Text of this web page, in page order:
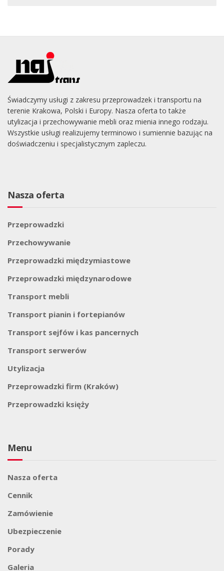
Świadczymy usługi z zakresu przeprowadzek i transportu na
terenie Krakowa, Polski i Europy. Nasza oferta to także
utylizacja i przechowywanie mebli oraz mienia innego rodzaju.
Wszystkie usługi realizujemy terminowo i sumiennie bazując na
doświadczeniu i specjalistycznym zapleczu.
Nasza oferta
Przeprowadzki
Przechowywanie
Przeprowadzki międzymiastowe
Przeprowadzki międzynarodowe
Transport mebli
Transport pianin i fortepianów
Transport sejfów i kas pancernych
Transport serwerów
Utylizacja
Przeprowadzki firm (Kraków)
Przeprowadzki księży
Menu
Nasza oferta
Cennik
Zamówienie
Ubezpieczenie
Porady
Galeria